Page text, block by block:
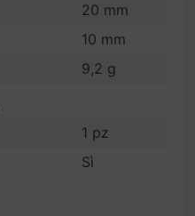
20 mm
10 mm
9,2 g
1 pz
Sì